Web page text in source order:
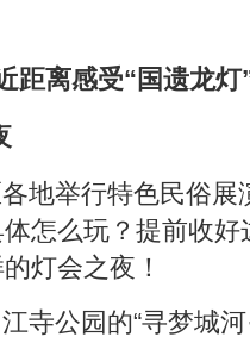
距离感受“国遗龙灯
地举行特色民俗
怎么玩？提前收
灯会之夜！
寺公园的“寻梦城河